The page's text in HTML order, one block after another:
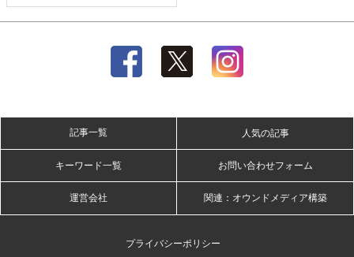
記事一覧 人気の記事
キーワード一覧 お問い合わせフォーム
運営会社 関連：オウンドメディア構築
プライバシーポリシー